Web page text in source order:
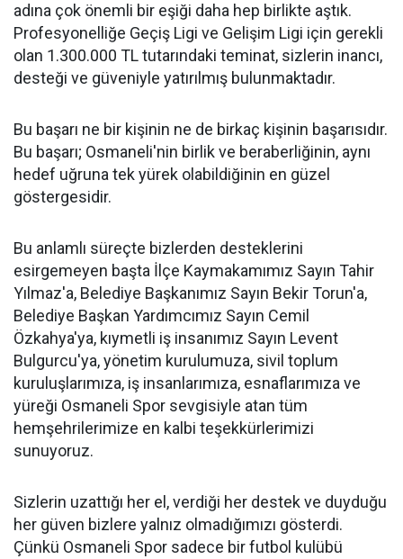
adına çok önemli bir eşiği daha hep birlikte aştık.
Profesyonelliğe Geçiş Ligi ve Gelişim Ligi için gerekli
olan 1.300.000 TL tutarındaki teminat, sizlerin inancı,
desteği ve güveniyle yatırılmış bulunmaktadır.
Bu başarı ne bir kişinin ne de birkaç kişinin başarısıdır.
Bu başarı; Osmaneli'nin birlik ve beraberliğinin, aynı
hedef uğruna tek yürek olabildiğinin en güzel
göstergesidir.
Bu anlamlı süreçte bizlerden desteklerini
esirgemeyen başta İlçe Kaymakamımız Sayın Tahir
Yılmaz'a, Belediye Başkanımız Sayın Bekir Torun'a,
Belediye Başkan Yardımcımız Sayın Cemil
Özkahya'ya, kıymetli iş insanımız Sayın Levent
Bulgurcu'ya, yönetim kurulumuza, sivil toplum
kuruluşlarımıza, iş insanlarımıza, esnaflarımıza ve
yüreği Osmaneli Spor sevgisiyle atan tüm
hemşehrilerimize en kalbi teşekkürlerimizi
sunuyoruz.
Sizlerin uzattığı her el, verdiği her destek ve duyduğu
her güven bizlere yalnız olmadığımızı gösterdi.
Çünkü Osmaneli Spor sadece bir futbol kulübü